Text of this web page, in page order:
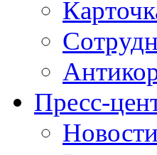
Пресс-
Новости